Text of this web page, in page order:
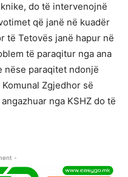
do të intervenojnë
që janë në kuadër
të Tetovës janë hapur në
të paraqitur nga ana
nëse paraqitet ndonjë
Zgjedhor së
nga KSHZ do të
-